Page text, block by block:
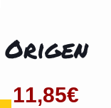
11,85€